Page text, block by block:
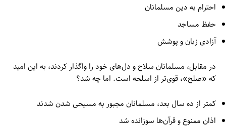
احترام به دین مسلمانان
حفظ مساجد
آزادی زبان و پوشش
در مقابل، مسلمانان سلاح و دل‌های خود را واگذار کردند، به این امید
که «صلح»، قوی‌تر از اسلحه است. اما چه شد؟
کمتر از ده سال بعد، مسلمانان مجبور به مسیحی شدن شدند
اذان ممنوع و قرآن‌ها سوزانده شد